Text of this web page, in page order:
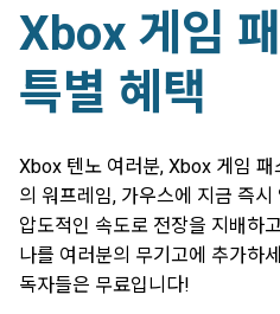
Xbox 게임
특별 혜택
Xbox 텐노 여러분, Xbox 게임
의 워프레임, 가우스에 지금 즉
압도적인 속도로 전장을 지배하
나를 여러분의 무기고에 추가하
독자들은 무료입니다!